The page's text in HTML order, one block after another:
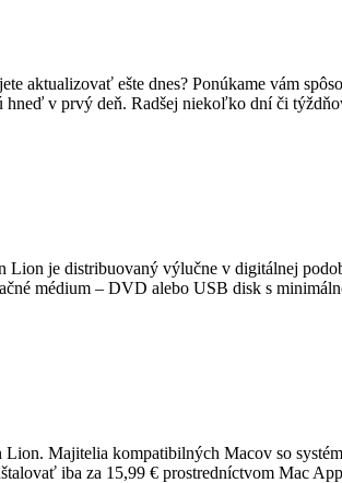
aktualizovať ešte dnes? Ponúkame vám
v prvý deň. Radšej niekoľko dní či
je distribuovaný výlučne v digitálnej
médium – DVD alebo USB disk s
Majitelia kompatibilných Macov so
iba za 15,99 € prostredníctvom Mac